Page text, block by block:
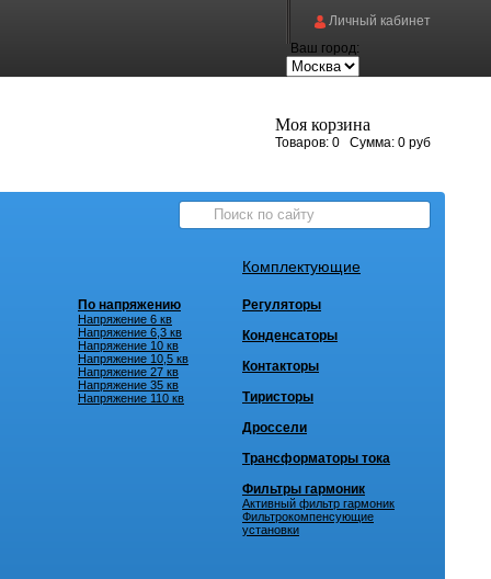
Личный кабинет
Ваш город:
Моя корзина
Товаров: 0 Сумма: 0 руб
По напряжению
Напряжение 6 кв
Напряжение 6,3 кв
Напряжение 10 кв
Напряжение 10,5 кв
Напряжение 27 кв
Напряжение 35 кв
Напряжение 110 кв
Комплектующие
Регуляторы
Конденсаторы
Контакторы
Тиристоры
Дроссели
Трансформаторы тока
Фильтры гармоник
Активный фильтр гармоник
Фильтрокомпенсующие
установки